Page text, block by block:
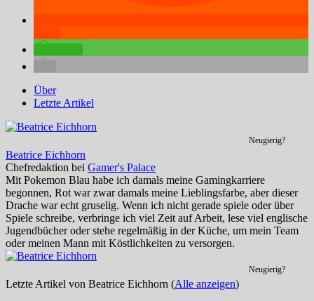
Über
Letzte Artikel
Neugierig?
Beatrice Eichhorn
Chefredaktion bei Gamer's Palace
Mit Pokemon Blau habe ich damals meine Gamingkarriere
begonnen, Rot war zwar damals meine Lieblingsfarbe, aber dieser
Drache war echt gruselig. Wenn ich nicht gerade spiele oder über
Spiele schreibe, verbringe ich viel Zeit auf Arbeit, lese viel englische
Jugendbücher oder stehe regelmäßig in der Küche, um mein Team
oder meinen Mann mit Köstlichkeiten zu versorgen.
Neugierig?
Letzte Artikel von Beatrice Eichhorn (Alle anzeigen)